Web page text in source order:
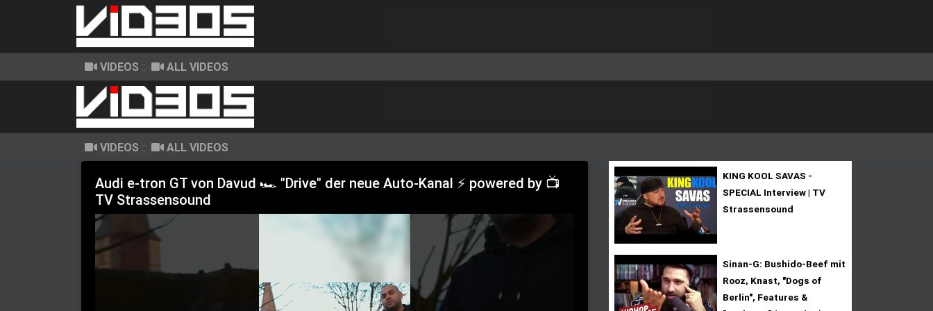
VIDEOS :: ALL VIDEOS
VIDEOS :: ALL VIDEOS
Audi e-tron GT von Davud 🏎️ "Drive" der neue Auto-Kanal ⚡ powered by 📺
TV Strassensound
KING KOOL SAVAS -
SPECIAL Interview | TV
Strassensound
Sinan-G: Bushido-Beef mit
Rooz, Knast, "Dogs of
Berlin", Features &